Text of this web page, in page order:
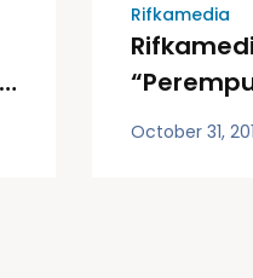
Rifkamedia
Keadilan”
October 31,